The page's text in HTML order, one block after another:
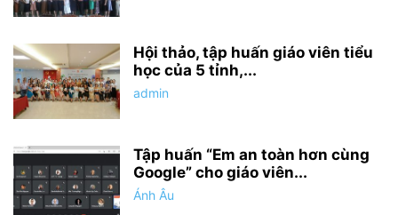
Hội thảo, tập huấn giáo viên tiểu
học của 5 tỉnh,...
admin
Tập huấn “Em an toàn hơn cùng
Google” cho giáo viên...
Ánh Âu